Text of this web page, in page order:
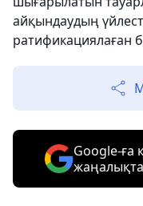
айқындаудың
ратификациялаған
Google-ға